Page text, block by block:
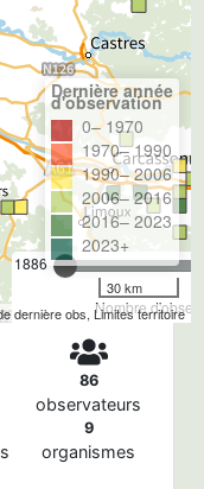
1886
Nombre
Dernière année
d'observation
0– 1970
1970– 1990
1990– 2006
2006– 2016
2016– 2023
2023+
30 km
dernière obs, Limites territoire
86
observateurs
9
organismes